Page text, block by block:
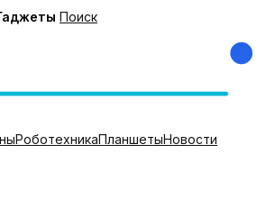
Поиск
РоботехникаПланшетыНовости